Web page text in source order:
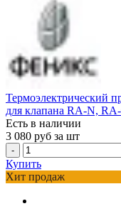
Термоэлектрический
для клапана RA-N,
Есть в наличии
3 080 руб за шт
-
Купить
Хит продаж